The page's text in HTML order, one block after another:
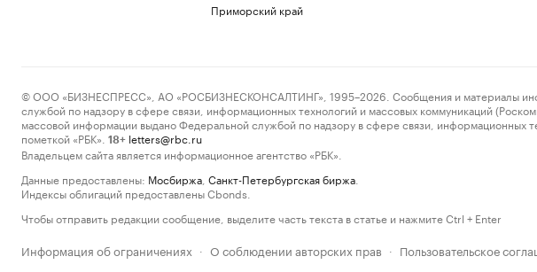
Приморский край
© ООО «БИЗНЕСПРЕСС», АО «РОСБИЗНЕСКОНСАЛТИНГ», 1995–2026. Сообщения и материалы
службой по надзору в сфере связи, информационных технологий и массовых коммуникаций
массовой информации выдано Федеральной службой по надзору в сфере связи,
пометкой «РБК».
18+ letters@rbc.ru
Владельцем сайта является информационное агентство «РБК».
Данные предоставлены: Мосбиржа Санкт-Петербургская биржа
Индексы облигаций предоставлены Cbonds.
Чтобы отправить редакции сообщение, выделите часть текста в статье и нажмите Ctrl + Enter
Информация об ограничениях · О соблюдении авторских прав · Пользовательское